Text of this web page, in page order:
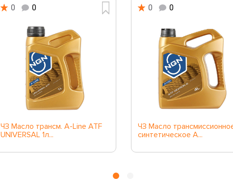
0 0
ЧЗ Масло трансм. A-Line ATF
UNIVERSAL 1л...
0 0
ЧЗ Масло
синтетическое A...